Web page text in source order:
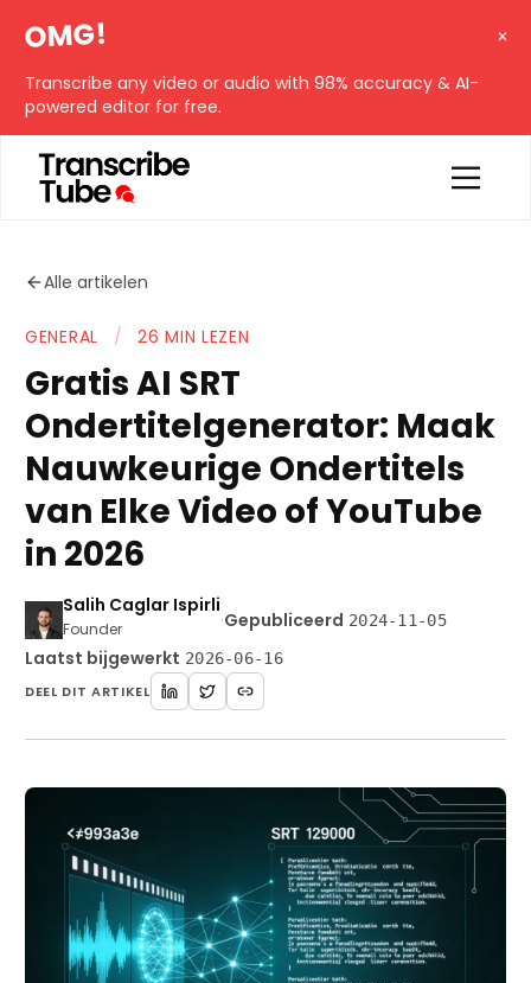
OMG!
Transcribe any video or audio with 98% accuracy & AI-
powered editor for free.
Beginnen
Alle artikelen
GENERAL / 26 MIN LEZEN
Gratis AI SRT
Ondertitelgenerator: Maak
Nauwkeurige Ondertitels
van Elke Video of YouTube
in 2026
Salih Caglar Ispirli
Founder ·Gepubliceerd 2024-11-05
Laatst bijgewerkt 2026-06-16
DEEL DIT ARTIKEL